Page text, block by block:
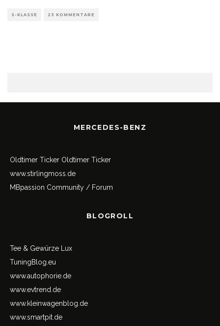
S-KLASSE 23 KOMMENTARE
MERCEDES-BENZ
Oldtimer Ticker Oldtimer Ticker
www.stirlingmoss.de
MBpassion Community / Forum
BLOGROLL
Tee & Gewürze Lux
TuningBlog.eu
www.autophorie.de
www.evtrend.de
www.kleinwagenblog.de
www.smartpit.de